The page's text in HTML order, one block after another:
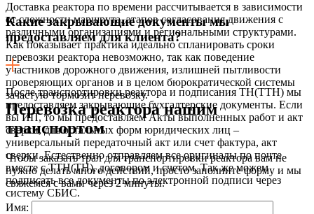
Доставка реактора по времени рассчитывается в зависимости
от сложности маршрута, этапов согласования движения с
различными организациями и региональными структурами.
Как показывает практика идеально спланировать сроки
перевозки реактора невозможно, так как поведение
участников дорожного движения, излишней пытливости
проверяющих органов и в целом бюрократической системы
зачастую тормозит перевозку.
Какие закрывающие документы мы
предоставляем для клиента?
После транспортировки реактора и подписания ТН(ТТН) мы
предоставляем закрывающие бухгалтерские документы. Если
вы ИП, то мы предоставляем Акты выполненных работ и акт
сверки, для остальных форм юридических лиц –
универсальный передаточный акт или счет фактура, акт
сверки. Естественно отправляем все оригиналы по почте
вместе с ТТН(ТН), договором и счетом. Так же можем
подписать все документы по электронной подписи через
систему СБИС.
Перевозка реактора нашим
транспортом
Чтобы заказать трал для транспортировки реактора вам не
нужно делать много действий, просто заполните форму и мы
свяжемся с вами через 2 минуты.
Имя: